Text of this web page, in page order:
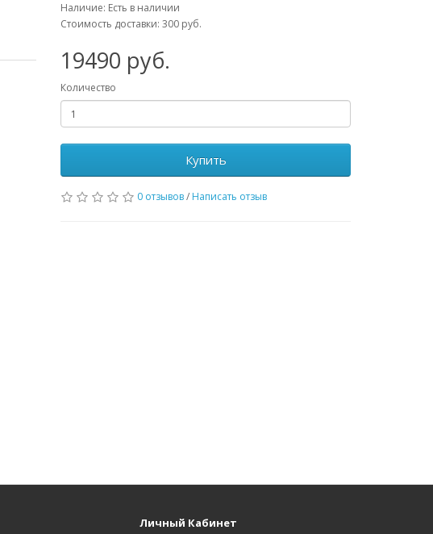
Наличие: Есть в наличии
Стоимость доставки: 300 руб.
19490 руб.
Количество
Купить
0 отзывов/ Написать отзыв
Личный Кабинет